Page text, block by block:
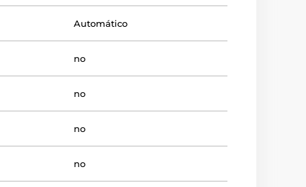
Automático
no
no
no
no